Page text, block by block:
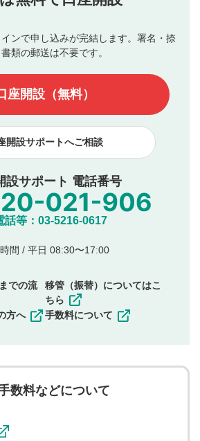
投稿できます。（お名前とコメント
た損害に対して一切の責任を負いませ
トは当社にて審査のうえ、掲載となり
までに日数がかかる場合や掲載されない
ん。各動画コンテンツへの掲載をもっ
いたします。ご了承ください。
ると判断された投稿内容は、掲載を
ございます。
テンツとは無関係の内容の投稿
謗中傷や差別的表現投稿
反する内容の投稿
、電話番号など個人を特定できる情報の
への誘導や営利目的、広告・宣伝を目
（商標、著作権、その他の知的財産
が不適切と判断した投稿
およびコメントの変更・削除はできま
とします。また、利用者は、コメント
権を行使しないことに同意します。利
メントは、当社サービスの広告・宣伝、
ンで申し込みが完結します。署名・捺
類の郵送は不要です。
座開設（無料）
開設サポートへご相談
設サポート 電話番号
話等：03-5216-0617
間 / 平日 08:30〜17:00
での流
方へ
移管（振替）についてはこ
ちら
手数料について
数料などについて